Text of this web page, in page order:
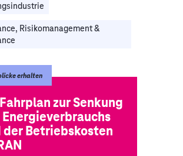
Risikomanagement &
erhalten
zur Senkung
Energieverbrauchs
der Betriebskosten